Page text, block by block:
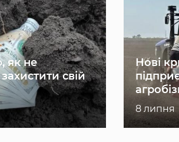
як не
свій
Нові
8 липня